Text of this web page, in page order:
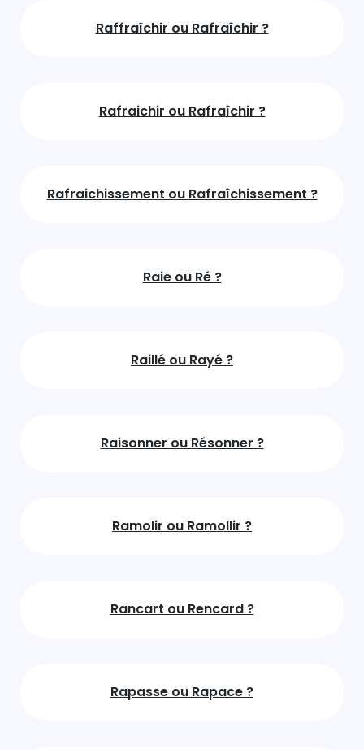
Raffraîchir ou Rafraîchir ?
Rafraichir ou Rafraîchir ?
Rafraichissement ou Rafraîchissement ?
Raie ou Ré ?
Raillé ou Rayé ?
Raisonner ou Résonner ?
Ramolir ou Ramollir ?
Rancart ou Rencard ?
Rapasse ou Rapace ?